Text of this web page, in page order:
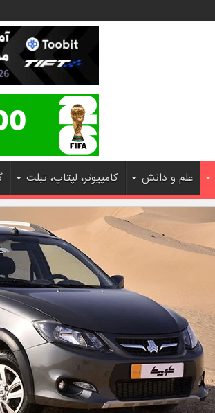
علم و دانش کامپیوتر، لپتاپ، تبلت